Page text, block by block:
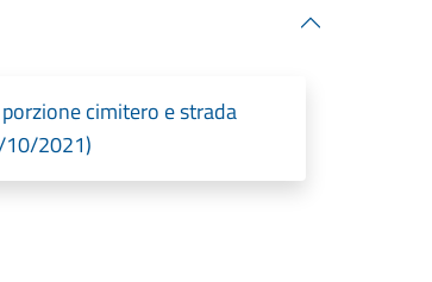
cimitero e strada
10/2021)